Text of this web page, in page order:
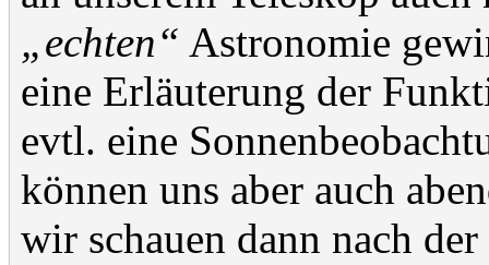
„echten“ Astronomie
eine Erläuterung der
evtl. eine
können uns aber auch
wir schauen dann nach